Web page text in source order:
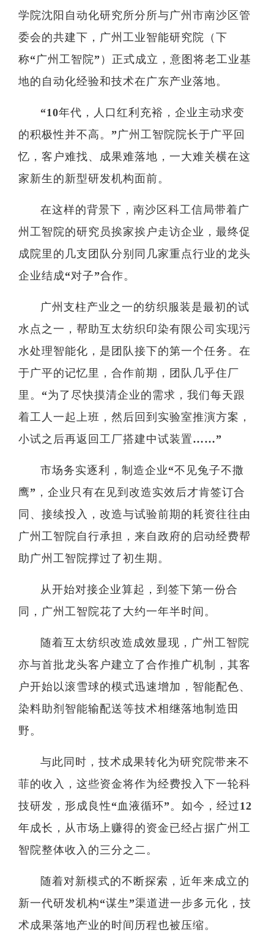
学院沈阳自动化研究所分所与广州市南沙区管
委会的共建下，广州工业智能研究院（下
称“广州工智院”）正式成立，意图将老工业基
地的自动化经验和技术在广东产业落地。
“10年代，人口红利充裕，企业主动求变
的积极性并不高。”广州工智院院长于广平回
忆，客户难找、成果难落地，一大难关横在这
家新生的新型研发机构面前。
在这样的背景下，南沙区科工信局带着广
州工智院的研究员挨家挨户走访企业，最终促
成院里的几支团队分别同几家重点行业的龙头
企业结成“对子”合作。
广州支柱产业之一的纺织服装是最初的试
水点之一，帮助互太纺织印染有限公司实现污
水处理智能化，是团队接下的第一个任务。在
于广平的记忆里，合作前期，团队几乎住厂
里。“为了尽快摸清企业的需求，我们每天跟
着工人一起上班，然后回到实验室推演方案，
小试之后再返回工厂搭建中试装置……”
市场务实逐利，制造企业“不见兔子不撒
鹰”，企业只有在见到改造实效后才肯签订合
同、接续投入，改造与试验前期的耗资往往由
广州工智院自行承担，来自政府的启动经费帮
助广州工智院撑过了初生期。
从开始对接企业算起，到签下第一份合
同，广州工智院花了大约一年半时间。
随着互太纺织改造成效显现，广州工智院
亦与首批龙头客户建立了合作推广机制，其客
户开始以滚雪球的模式迅速增加，智能配色、
染料助剂智能输配送等技术相继落地制造田
野。
与此同时，技术成果转化为研究院带来不
菲的收入，这些资金将作为经费投入下一轮科
技研发，形成良性“血液循环”。如今，经过12
年成长，从市场上赚得的资金已经占据广州工
智院整体收入的三分之二。
随着对新模式的不断探索，近年来成立的
新一代研发机构“谋生”渠道进一步多元化，技
术成果落地产业的时间历程也被压缩。